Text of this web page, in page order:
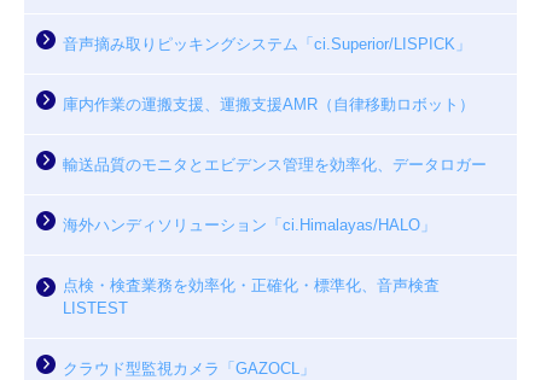
音声摘み取りピッキングシステム「ci.Superior/LISPICK」
庫内作業の運搬支援、運搬支援AMR（自律移動ロボット）
輸送品質のモニタとエビデンス管理を効率化、データロガー
海外ハンディソリューション「ci.Himalayas/HALO」
点検・検査業務を効率化・正確化・標準化、音声検査
LISTEST
クラウド型監視カメラ「GAZOCL」